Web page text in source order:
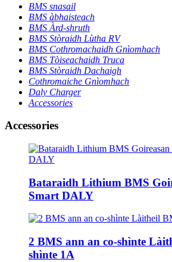
BMS snasail
BMS àbhaisteach
BMS Àrd-shruth
BMS Stòraidh Lùtha RV
BMS Cothromachaidh Gnìomhach
BMS Tòiseachaidh Truca
BMS Stòraidh Dachaigh
Cothromaiche Gnìomhach
Daly Charger
Accessories
Accessories
Bataraidh Lithium BMS
Smart DALY
2 BMS ann an co-shìnte
shìnte 1A